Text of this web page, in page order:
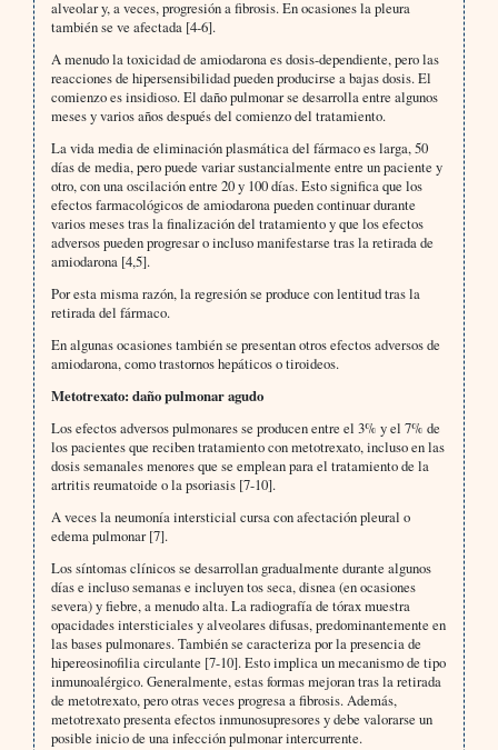
alveolar y, a veces, progresión a fibrosis. En ocasiones la pleura
también se ve afectada [4-6].
A menudo la toxicidad de amiodarona es dosis-dependiente, pero las
reacciones de hipersensibilidad pueden producirse a bajas dosis. El
comienzo es insidioso. El daño pulmonar se desarrolla entre algunos
meses y varios años después del comienzo del tratamiento.
La vida media de eliminación plasmática del fármaco es larga, 50
días de media, pero puede variar sustancialmente entre un paciente y
otro, con una oscilación entre 20 y 100 días. Esto significa que los
efectos farmacológicos de amiodarona pueden continuar durante
varios meses tras la finalización del tratamiento y que los efectos
adversos pueden progresar o incluso manifestarse tras la retirada de
amiodarona [4,5].
Por esta misma razón, la regresión se produce con lentitud tras la
retirada del fármaco.
En algunas ocasiones también se presentan otros efectos adversos de
amiodarona, como trastornos hepáticos o tiroideos.
Metotrexato: daño pulmonar agudo
Los efectos adversos pulmonares se producen entre el 3% y el 7% de
los pacientes que reciben tratamiento con metotrexato, incluso en las
dosis semanales menores que se emplean para el tratamiento de la
artritis reumatoide o la psoriasis [7-10].
A veces la neumonía intersticial cursa con afectación pleural o
edema pulmonar [7].
Los síntomas clínicos se desarrollan gradualmente durante algunos
días e incluso semanas e incluyen tos seca, disnea (en ocasiones
severa) y fiebre, a menudo alta. La radiografía de tórax muestra
opacidades intersticiales y alveolares difusas, predominantemente en
las bases pulmonares. También se caracteriza por la presencia de
hipereosinofilia circulante [7-10]. Esto implica un mecanismo de tipo
inmunoalérgico. Generalmente, estas formas mejoran tras la retirada
de metotrexato, pero otras veces progresa a fibrosis. Además,
metotrexato presenta efectos inmunosupresores y debe valorarse un
posible inicio de una infección pulmonar intercurrente.